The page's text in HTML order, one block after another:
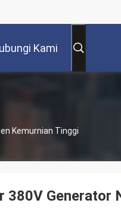
Kami
Kemurnian Tinggi
380V Generator